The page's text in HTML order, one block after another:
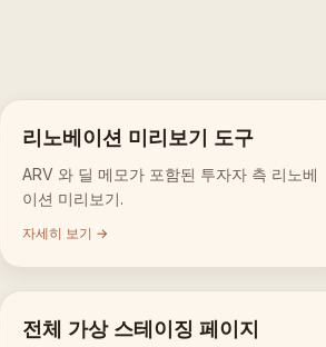
리노베이션 미리보기 도구
ARV 와 딜 메모가 포함된 투자자 측 리노베
이션 미리보기.
자세히 보기 →
전체 가상 스테이징 페이지